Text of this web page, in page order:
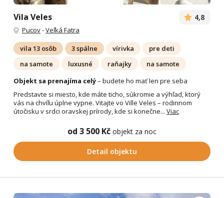
Vila Veles 4,8
Pucov-Veľká Fatra
vila 13 osôb 3 spálne vírivka
pre deti
na samote
luxusné raňajky
na samote
Objekt sa prenajíma celý– budete ho mať len pre seba
Predstavte si miesto, kde máte ticho, súkromie a výhľad, ktorý
vás na chvíľu úplne vypne. Vitajte vo Ville Veles – rodinnom
útočisku v srdci oravskej prírody, kde si konečne... Viac
od 3 500 Kč objekt za noc
Detail objektu